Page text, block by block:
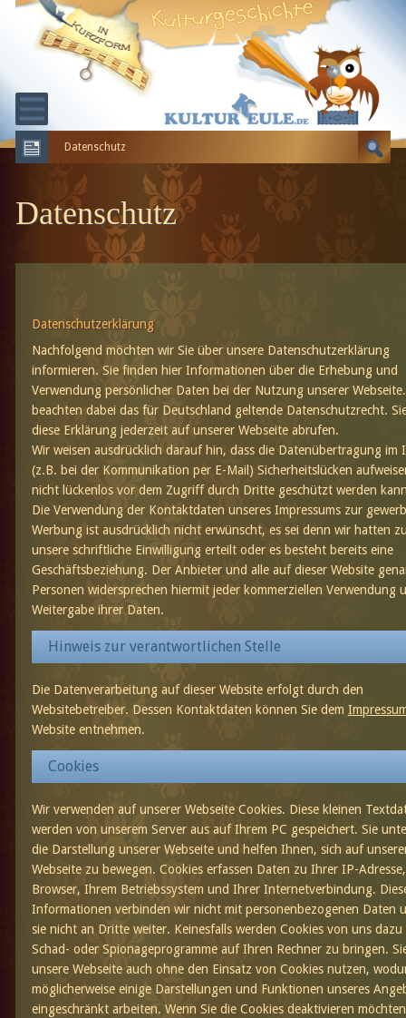
ERDGESCHICHTE
EVOLUTION
Datenschutz
Datenschutz
Datenschutzerklärung
Nachfolgend möchten wir Sie über unsere Datenschutzerklärung
informieren. Sie finden hier Informationen über die Erhebung und
Verwendung persönlicher Daten bei der Nutzung unserer
beachten dabei das für Deutschland geltende Datenschutzrecht.
diese Erklärung jederzeit auf unserer Webseite abrufen.
Wir weisen ausdrücklich darauf hin, dass die Datenübertragung im
(z.B. bei der Kommunikation per E-Mail) Sicherheitslücken
nicht lückenlos vor dem Zugriff durch Dritte geschützt werden
Die Verwendung der Kontaktdaten unseres Impressums zur
Werbung ist ausdrücklich nicht erwünscht, es sei denn wir hatten
unsere schriftliche Einwilligung erteilt oder es besteht bereits eine
Geschäftsbeziehung. Der Anbieter und alle auf dieser Website
Personen widersprechen hiermit jeder kommerziellen Verwendung
Weitergabe ihrer Daten.
Hinweis zur verantwortlichen Stelle
Die Datenverarbeitung auf dieser Website erfolgt durch den
Websitebetreiber. Dessen Kontaktdaten können Sie dem
Website entnehmen.
Cookies
Wir verwenden auf unserer Webseite Cookies. Diese kleinen
werden von unserem Server aus auf Ihrem PC gespeichert. Sie
die Darstellung unserer Webseite und helfen Ihnen, sich auf
Webseite zu bewegen. Cookies erfassen Daten zu Ihrer IP-
Browser, Ihrem Betriebssystem und Ihrer Internetverbindung.
Informationen verbinden wir nicht mit personenbezogenen Daten
sie nicht an Dritte weiter. Keinesfalls werden Cookies von uns
Schad- oder Spionageprogramme auf Ihren Rechner zu bringen.
unsere Webseite auch ohne den Einsatz von Cookies nutzen,
möglicherweise einige Darstellungen und Funktionen unseres
eingeschränkt arbeiten. Wenn Sie die Cookies deaktivieren